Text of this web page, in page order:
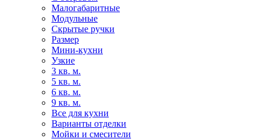
Малогабаритные
Модульные
Скрытые ручки
Размер
Мини-кухни
Узкие
3 кв. м.
5 кв. м.
6 кв. м.
9 кв. м.
Все для кухни
Варианты отделки
Мойки и смесители